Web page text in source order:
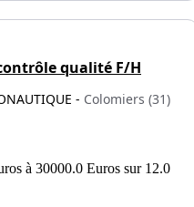
qualité F/H
- Colomiers (31)
à 30000.0 Euros sur 12.0